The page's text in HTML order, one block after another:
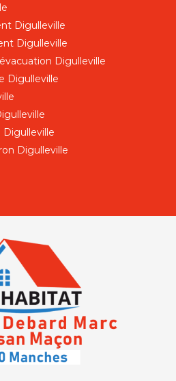
Digulleville
Digulleville
Digulleville
Digulleville
Digulleville
Digulleville